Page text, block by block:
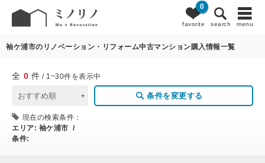
favorite
0
search menu
0 条件変更
袖ケ浦市のリノベーション・リフォーム中古マンション購入情報一覧
全 0 件 / 1~30件を表示中
条件を変更する
現在の検索条件：
エリア: 袖ケ浦市 /
条件: